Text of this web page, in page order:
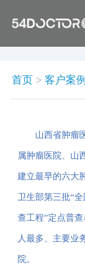
首页 > 客户案例
山西省肿瘤
属肿瘤医院、山
建立最早的六大
卫生部第三批“
查工程”定点普
人最多、主要业
院。